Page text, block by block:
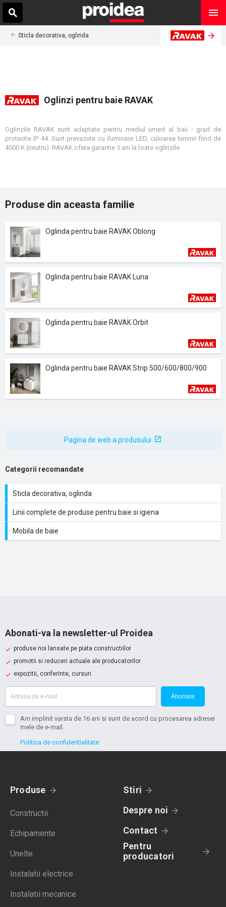
Sticla decorativa, oglinda
Oglinzi pentru baie RAVAK
Oglinzile RAVAK sunt adaptate pentru mediul umed al baii - grad de
protectie IP 44. Sunt prevazute cu iluminare LED, culoarea luminii fiind de
4000 K (neutru). RAVAK ofera garantie 5 ani la toate oglinzile.
Produse din aceasta familie
Oglinda pentru baie RAVAK Oblong
Oglinda pentru baie RAVAK Luna
Oglinda pentru baie RAVAK Orbit
Oglinda pentru baie RAVAK Strip 500/600/800/900
Pagina de web a produsului
Categorii recomandate
Sticla decorativa, oglinda
Linii complete de produse pentru baie si igiena
Mobila de baie
Abonati-va la newsletter-ul Proidea
produse noi lansate pe piata constructiilor
promotii si reduceri actuale ale producatorilor
expozitii, conferinte, cursuri
Abonare
Am implinit varsta de 16 ani si sunt de acord cu procesarea adresei
mele de e-mail.
Politica de confidentialitate
Produse
Constructii
Echipamente
Unelte
Instalatii electrice
Instalatii mecanice
Stiri
Despre noi
Contact
Pentru
producatori